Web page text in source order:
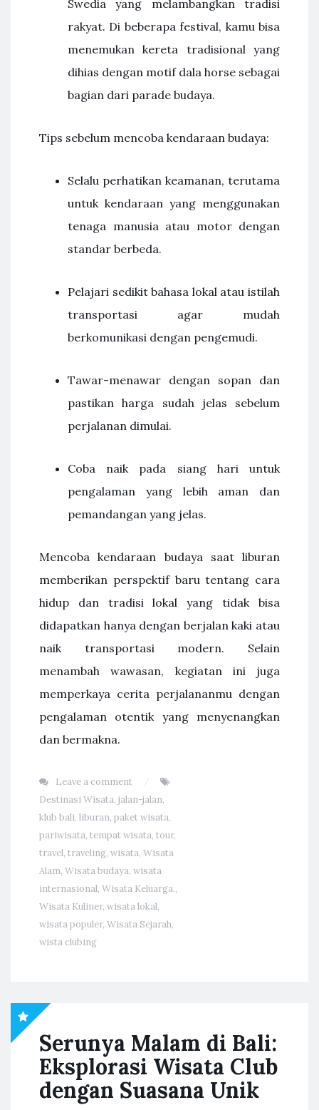
Swedia yang melambangkan tradisi
rakyat. Di beberapa festival, kamu bisa
menemukan kereta tradisional yang
dihias dengan motif dala horse sebagai
bagian dari parade budaya.
Tips sebelum mencoba kendaraan budaya:
Selalu perhatikan keamanan, terutama
untuk kendaraan yang menggunakan
tenaga manusia atau motor dengan
standar berbeda.
Pelajari sedikit bahasa lokal atau istilah
transportasi agar mudah
berkomunikasi dengan pengemudi.
Tawar-menawar dengan sopan dan
pastikan harga sudah jelas sebelum
perjalanan dimulai.
Coba naik pada siang hari untuk
pengalaman yang lebih aman dan
pemandangan yang jelas.
Mencoba kendaraan budaya saat liburan
memberikan perspektif baru tentang cara
hidup dan tradisi lokal yang tidak bisa
didapatkan hanya dengan berjalan kaki atau
naik transportasi modern. Selain
menambah wawasan, kegiatan ini juga
memperkaya cerita perjalananmu dengan
pengalaman otentik yang menyenangkan
dan bermakna.
Leave a comment
Destinasi Wisata, jalan-jalan,
klub bali, liburan, paket wisata,
pariwisata, tempat wisata, tour,
travel, traveling, wisata, Wisata
Alam, Wisata budaya, wisata
internasional, Wisata Keluarga.,
Wisata Kuliner, wisata lokal,
wisata populer, Wisata Sejarah,
wista clubing
Serunya Malam di Bali:
Eksplorasi Wisata Club
dengan Suasana Unik